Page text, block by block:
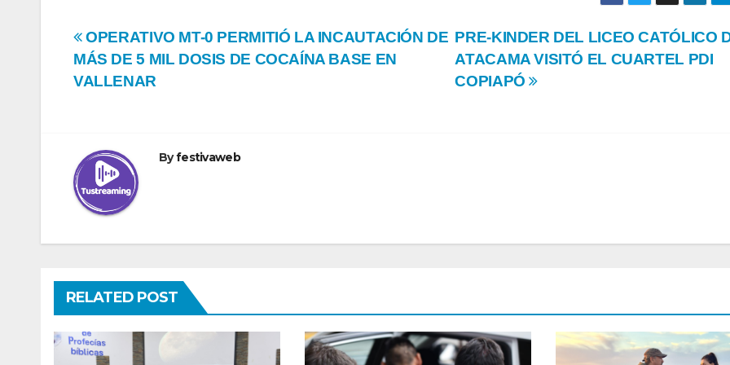
Navegación
de
PRE-KINDER DEL LICEO CATÓLICO
ATACAMA VISITÓ EL CUARTEL PDI
COPIAPÓ
OPERATIVO MT-0 PERMITIÓ LA INCAUTACIÓN DE
MÁS DE 5 MIL DOSIS DE COCAÍNA BASE EN
VALLENAR
Byfestivaweb
RELATED POST